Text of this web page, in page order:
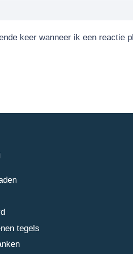
keer wanneer ik een reactie
tegels